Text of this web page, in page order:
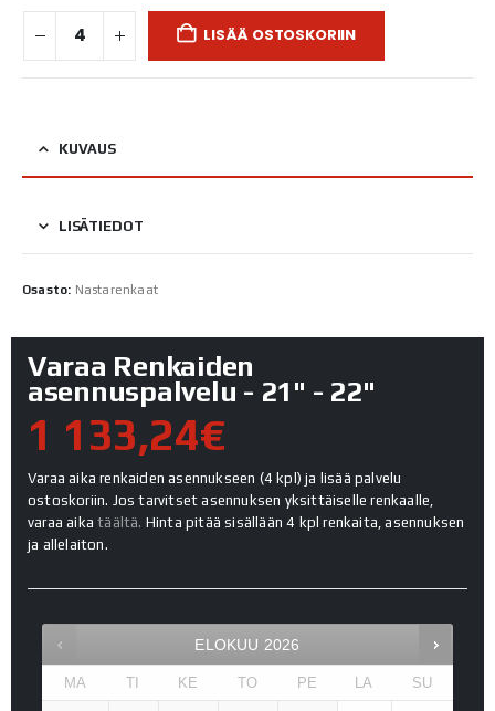
LISÄÄ OSTOSKORIIN
KUVAUS
LISÄTIEDOT
Osasto: Nastarenkaat
Varaa Renkaiden
asennuspalvelu - 21" - 22"
1 133,24€
Varaa aika renkaiden asennukseen (4 kpl) ja lisää palvelu
ostoskoriin. Jos tarvitset asennuksen yksittäiselle renkaalle,
varaa aikatäältä. Hinta pitää sisällään 4 kpl renkaita, asennuksen
ja allelaiton.
ELOKUU 2026
MA TI KE TO PE LA SU